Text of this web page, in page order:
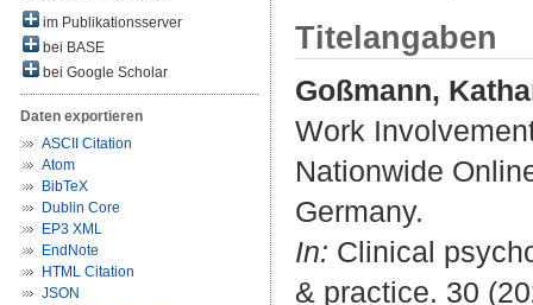
im Publikationsserver
bei BASE
bei Google Scholar
Daten exportieren
ASCII Citation
Atom
BibTeX
Dublin Core
EP3 XML
EndNote
HTML Citation
JSON
Titelangaben
Goßmann,
Work
Nationwide
Germany.
In: Clinical
& practice. 30